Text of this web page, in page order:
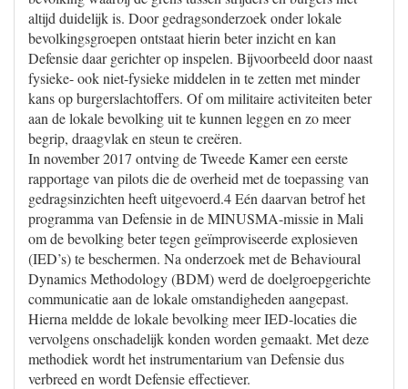
altijd duidelijk is. Door gedragsonderzoek onder lokale
bevolkingsgroepen ontstaat hierin beter inzicht en kan
Defensie daar gerichter op inspelen. Bijvoorbeeld door naast
fysieke- ook niet-fysieke middelen in te zetten met minder
kans op burgerslachtoffers. Of om militaire activiteiten beter
aan de lokale bevolking uit te kunnen leggen en zo meer
begrip, draagvlak en steun te creëren.
In november 2017 ontving de Tweede Kamer een eerste
rapportage van pilots die de overheid met de toepassing van
gedragsinzichten heeft uitgevoerd.4 Eén daarvan betrof het
programma van Defensie in de MINUSMA-missie in Mali
om de bevolking beter tegen geïmproviseerde explosieven
(IED’s) te beschermen. Na onderzoek met de Behavioural
Dynamics Methodology (BDM) werd de doelgroepgerichte
communicatie aan de lokale omstandigheden aangepast.
Hierna meldde de lokale bevolking meer IED-locaties die
vervolgens onschadelijk konden worden gemaakt. Met deze
methodiek wordt het instrumentarium van Defensie dus
verbreed en wordt Defensie effectiever.